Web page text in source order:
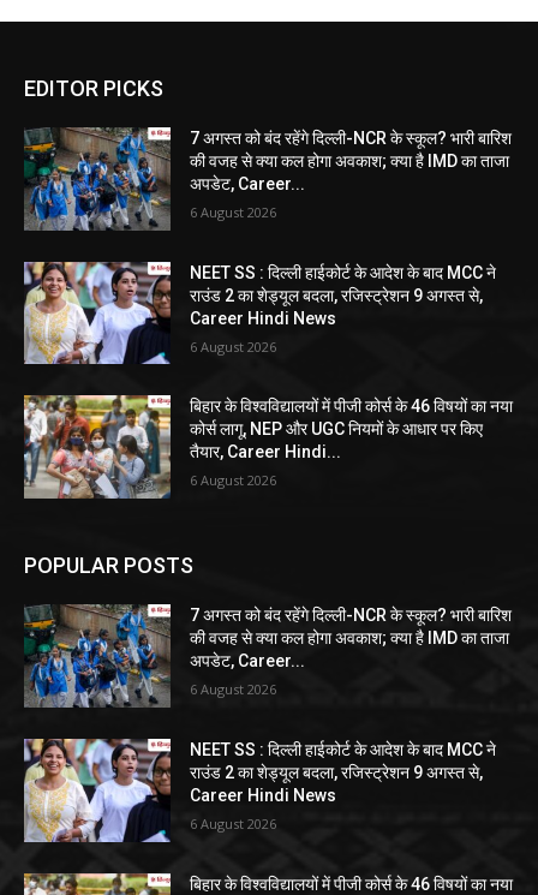
EDITOR PICKS
7 अगस्त को बंद रहेंगे दिल्ली-NCR के स्कूल? भारी बारिश
की वजह से क्या कल होगा अवकाश; क्या है IMD का ताजा
अपडेट, Career...
6 August 2026
NEET SS : दिल्ली हाईकोर्ट के आदेश के बाद MCC ने
राउंड 2 का शेड्यूल बदला, रजिस्ट्रेशन 9 अगस्त से,
Career Hindi News
6 August 2026
बिहार के विश्वविद्यालयों में पीजी कोर्स के 46 विषयों का नया
कोर्स लागू, NEP और UGC नियमों के आधार पर किए
तैयार, Career Hindi...
6 August 2026
POPULAR POSTS
7 अगस्त को बंद रहेंगे दिल्ली-NCR के स्कूल? भारी बारिश
की वजह से क्या कल होगा अवकाश; क्या है IMD का ताजा
अपडेट, Career...
6 August 2026
NEET SS : दिल्ली हाईकोर्ट के आदेश के बाद MCC ने
राउंड 2 का शेड्यूल बदला, रजिस्ट्रेशन 9 अगस्त से,
Career Hindi News
6 August 2026
बिहार के विश्वविद्यालयों में पीजी कोर्स के 46 विषयों का नया